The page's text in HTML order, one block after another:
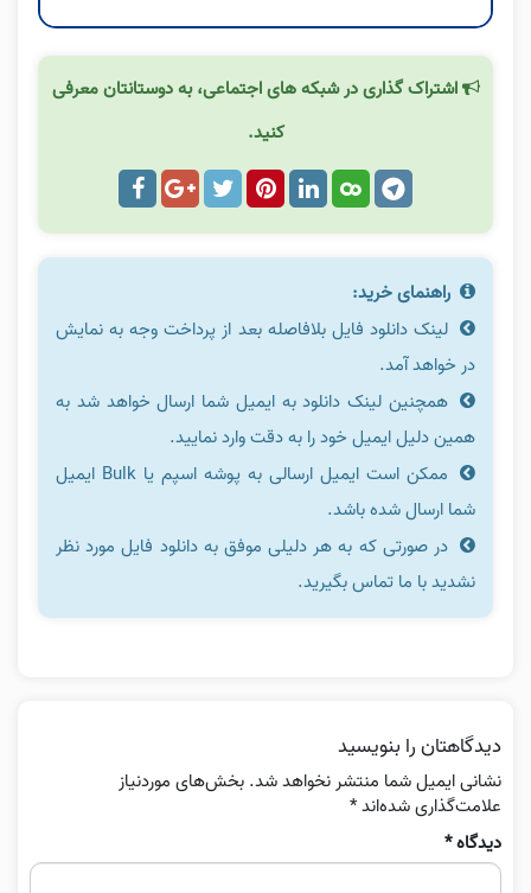
اشتراک گذاری در شبکه های اجتماعی، به دوستانتان معرفی
کنید.
راهنمای خرید:
لینک دانلود فایل بلافاصله بعد از پرداخت وجه به نمایش
در خواهد آمد.
همچنین لینک دانلود به ایمیل شما ارسال خواهد شد به
همین دلیل ایمیل خود را به دقت وارد نمایید.
ممکن است ایمیل ارسالی به پوشه اسپم یا Bulk ایمیل
شما ارسال شده باشد.
در صورتی که به هر دلیلی موفق به دانلود فایل مورد نظر
نشدید با ما تماس بگیرید.
دیدگاهتان را بنویسید
نشانی ایمیل شما منتشر نخواهد شد. بخش‌های موردنیاز
علامت‌گذاری شده‌اند*
دیدگاه*